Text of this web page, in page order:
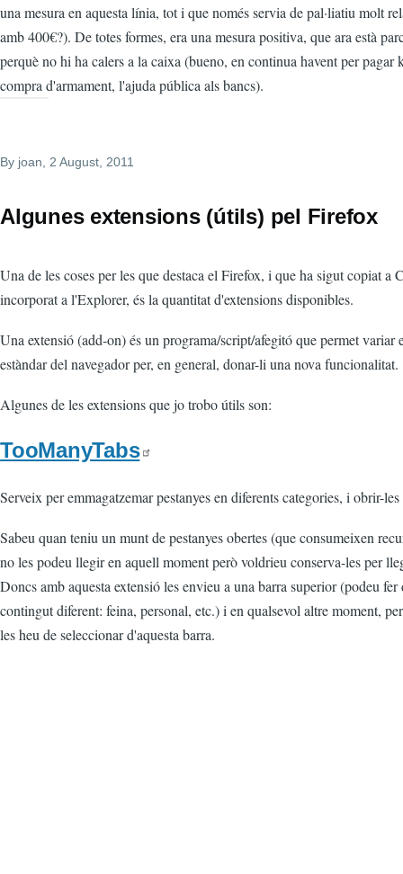
una mesura en aquesta línia, tot i que només servia de pal·liatiu molt
amb 400€?). De totes formes, era una mesura positiva, que ara està
perquè no hi ha calers a la caixa (bueno, en continua havent per
compra d'armament, l'ajuda pública als bancs).
By joan, 2 August, 2011
Algunes extensions (útils) pel Firefox
Una de les coses per les que destaca el Firefox, i que ha sigut copiat a
incorporat a l'Explorer, és la quantitat d'extensions disponibles.
Una extensió (add-on) és un programa/script/afegitó que permet variar
estàndar del navegador per, en general, donar-li una nova funcionalitat.
Algunes de les extensions que jo trobo útils son:
TooManyTabs
Serveix per emmagatzemar pestanyes en diferents categories, i obrir-
Sabeu quan teniu un munt de pestanyes obertes (que consumeixen
no les podeu llegir en aquell moment però voldrieu conserva-les per
Doncs amb aquesta extensió les envieu a una barra superior (podeu fer
contingut diferent: feina, personal, etc.) i en qualsevol altre moment,
les heu de seleccionar d'aquesta barra.